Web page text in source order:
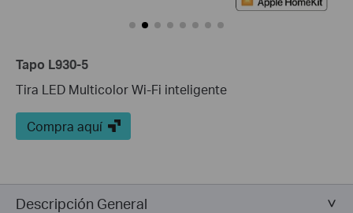
Tapo L930-5
Tira LED Multicolor Wi-Fi inteligente
Compra aquí
Descripción General